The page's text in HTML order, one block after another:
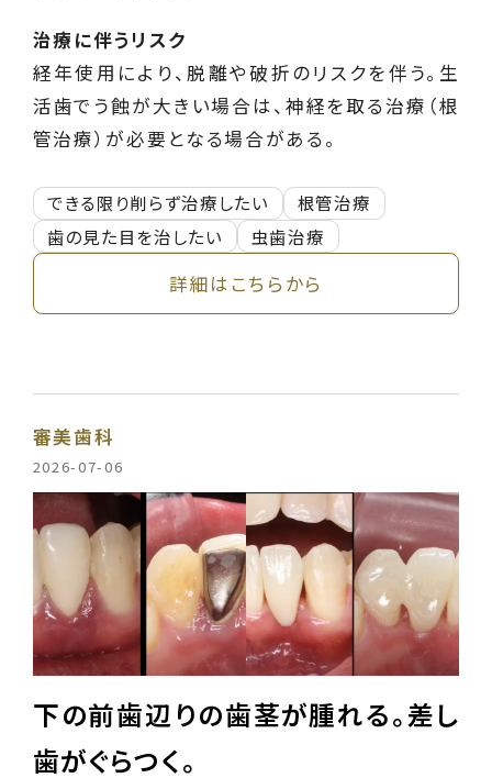
治療に伴うリスク
経年使用により、脱離や破折のリスクを伴う。生
活歯でう蝕が大きい場合は、神経を取る治療（根
管治療）が必要となる場合がある。
できる限り削らず治療したい
根管治療
歯の見た目を治したい
虫歯治療
詳細はこちらから
審美歯科
2026-07-06
下の前歯辺りの歯茎が腫れる。差し
歯がぐらつく。